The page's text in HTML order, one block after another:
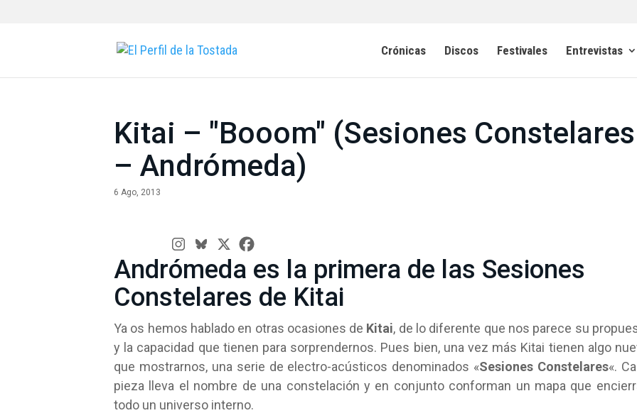
Crónicas Discos Festivales Entrevistas
Kitai – "Booom" (Sesiones Constelares
– Andrómeda)
6 Ago, 2013
Andrómeda es la primera de las Sesiones
Constelares de Kitai
Ya os hemos hablado en otras ocasiones de Kitai, de lo diferente que nos parece su
y la capacidad que tienen para sorprendernos. Pues bien, una vez más Kitai tienen algo
que mostrarnos, una serie de electro-acústicos denominados «Sesiones Constelares«.
pieza lleva el nombre de una constelación y en conjunto conforman un mapa que
todo un universo interno.